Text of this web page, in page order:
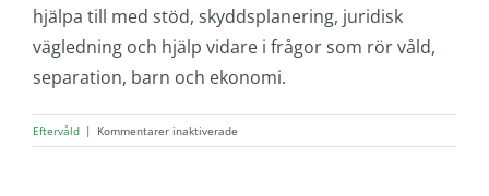
hjälpa till med stöd, skyddsplanering, juridisk
vägledning och hjälp vidare i frågor som rör våld,
separation, barn och ekonomi.
Eftervåld | Kommentarer inaktiverade
Min